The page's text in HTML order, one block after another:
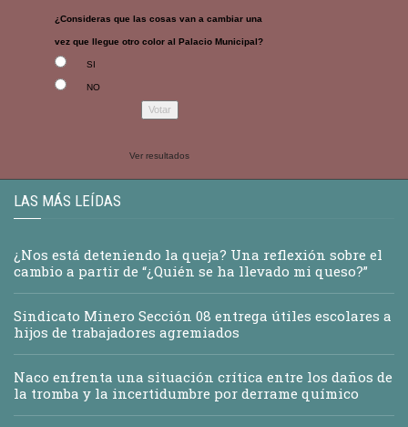
¿Consideras que las cosas van a cambiar una
vez que llegue otro color al Palacio Municipal?
SI
NO
Ver resultados
LAS MÁS LEÍDAS
¿Nos está deteniendo la queja? Una reflexión sobre el
cambio a partir de “¿Quién se ha llevado mi queso?”
Sindicato Minero Sección 08 entrega útiles escolares a
hijos de trabajadores agremiados
Naco enfrenta una situación crítica entre los daños de
la tromba y la incertidumbre por derrame químico